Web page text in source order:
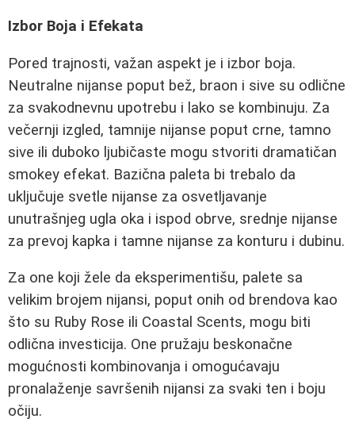
Izbor Boja i Efekata
Pored trajnosti, važan aspekt je i izbor boja.
Neutralne nijanse poput bež, braon i sive su odlične
za svakodnevnu upotrebu i lako se kombinuju. Za
večernji izgled, tamnije nijanse poput crne, tamno
sive ili duboko ljubičaste mogu stvoriti dramatičan
smokey efekat. Bazična paleta bi trebalo da
uključuje svetle nijanse za osvetljavanje
unutrašnjeg ugla oka i ispod obrve, srednje nijanse
za prevoj kapka i tamne nijanse za konturu i dubinu.
Za one koji žele da eksperimentišu, palete sa
velikim brojem nijansi, poput onih od brendova kao
što su Ruby Rose ili Coastal Scents, mogu biti
odlična investicija. One pružaju beskonačne
mogućnosti kombinovanja i omogućavaju
pronalaženje savršenih nijansi za svaki ten i boju
očiju.